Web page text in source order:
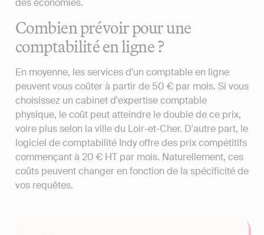
des économies.
Combien prévoir pour une
comptabilité en ligne ?
En moyenne, les services d'un comptable en ligne
peuvent vous coûter à partir de 50 € par mois. Si vous
choisissez un cabinet d'expertise comptable
physique, le coût peut atteindre le double de ce prix,
voire plus selon la ville du Loir-et-Cher. D'autre part, le
logiciel de comptabilité Indy offre des prix compétitifs
commençant à 20 € HT par mois. Naturellement, ces
coûts peuvent changer en fonction de la spécificité de
vos requêtes.